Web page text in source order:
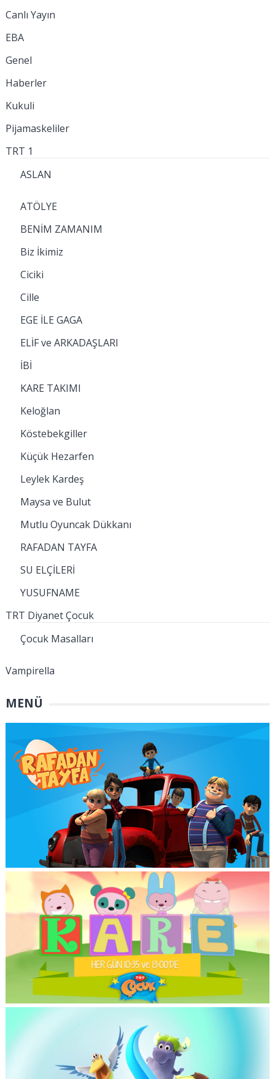
Canlı Yayın
EBA
Genel
Haberler
Kukuli
Pijamaskeliler
TRT 1
ASLAN
ATÖLYE
BENİM ZAMANIM
Biz İkimiz
Ciciki
Cille
EGE İLE GAGA
ELİF ve ARKADAŞLARI
İBİ
KARE TAKIMI
Keloğlan
Köstebekgiller
Küçük Hezarfen
Leylek Kardeş
Maysa ve Bulut
Mutlu Oyuncak Dükkanı
RAFADAN TAYFA
SU ELÇİLERİ
YUSUFNAME
TRT Diyanet Çocuk
Çocuk Masalları
Vampirella
MENÜ